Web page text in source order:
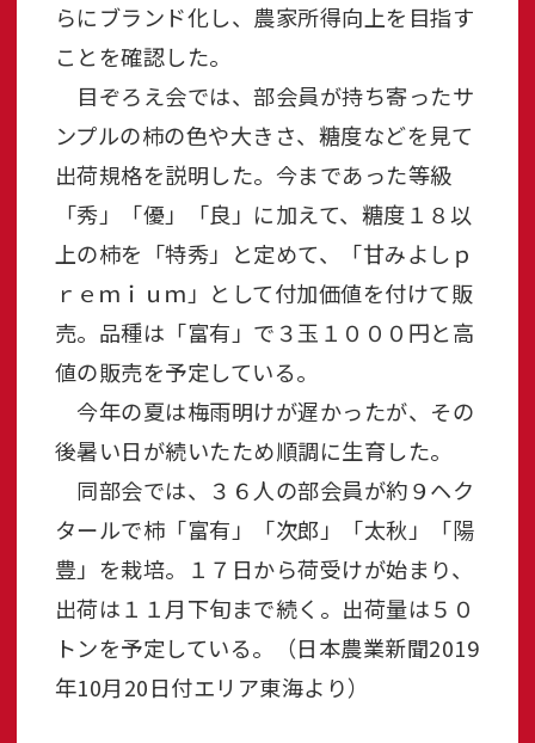
らにブランド化し、農家所得向上を目指す
ことを確認した。
目ぞろえ会では、部会員が持ち寄ったサ
ンプルの柿の色や大きさ、糖度などを見て
出荷規格を説明した。今まであった等級
「秀」「優」「良」に加えて、糖度１８以
上の柿を「特秀」と定めて、「甘みよしｐ
ｒｅｍｉｕｍ」として付加価値を付けて販
売。品種は「富有」で３玉１０００円と高
値の販売を予定している。
今年の夏は梅雨明けが遅かったが、その
後暑い日が続いたため順調に生育した。
同部会では、３６人の部会員が約９ヘク
タールで柿「富有」「次郎」「太秋」「陽
豊」を栽培。１７日から荷受けが始まり、
出荷は１１月下旬まで続く。出荷量は５０
トンを予定している。（日本農業新聞2019
年10月20日付エリア東海より）